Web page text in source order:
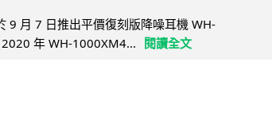
9 月 7 日推出平價復刻版降噪耳機 WH-
年 WH-1000XM4... 閱讀全文